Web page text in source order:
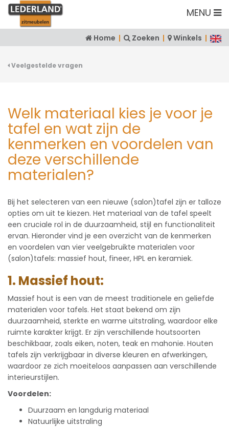
MENU
Home | Zoeken | Winkels |
Veelgestelde vragen
Welk materiaal kies je voor je
tafel en wat zijn de
kenmerken en voordelen van
deze verschillende
materialen?
Bij het selecteren van een nieuwe (salon)tafel zijn er talloze
opties om uit te kiezen. Het materiaal van de tafel speelt
een cruciale rol in de duurzaamheid, stijl en functionaliteit
ervan. Hieronder vind je een overzicht van de kenmerken
en voordelen van vier veelgebruikte materialen voor
(salon)tafels: massief hout, fineer, HPL en keramiek.
1. Massief hout:
Massief hout is een van de meest traditionele en geliefde
materialen voor tafels. Het staat bekend om zijn
duurzaamheid, sterkte en warme uitstraling, waardoor elke
ruimte karakter krijgt. Er zijn verschillende houtsoorten
beschikbaar, zoals eiken, noten, teak en mahonie. Houten
tafels zijn verkrijgbaar in diverse kleuren en afwerkingen,
waardoor ze zich moeiteloos aanpassen aan verschillende
interieurstijlen.
Voordelen:
Duurzaam en langdurig materiaal
Natuurlijke uitstraling